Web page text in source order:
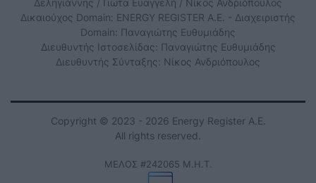
Δεληγιάννης / Γιώτα Ευαγγελή / Νίκος Ανδριόπουλος
Δικαιούχος Domain: ENERGY REGISTER Α.Ε. - Διαχειριστής
Domain: Παναγιώτης Ευθυμιάδης
Διευθυντής Ιστοσελίδας: Παναγιώτης Ευθυμιάδης
Διευθυντής Σύνταξης: Νίκος Ανδριόπουλος
Copyright © 2023 - 2026 Energy Register Α.Ε.
All rights reserved.
ΜΕΛΟΣ #242065 Μ.Η.Τ.